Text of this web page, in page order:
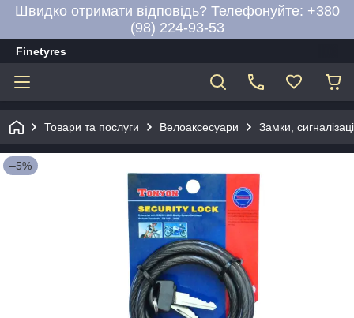
Швидко отримати відповідь? Телефонуйте: +380
(98) 224-93-53
Finetyres
Товари та послуги Велоаксесуари Замки,
–5%